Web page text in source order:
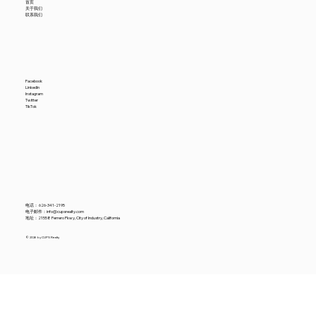
© 2026 by CUPS Realty
电话： 626-341-2195
电子邮件： info@cupsrealty.com
地址：21558 Ferrero Pkwy, City of Industry, California
首页
关于我们
联系我们
Facebook
LinkedIn
Instagram
Twitter
TikTok